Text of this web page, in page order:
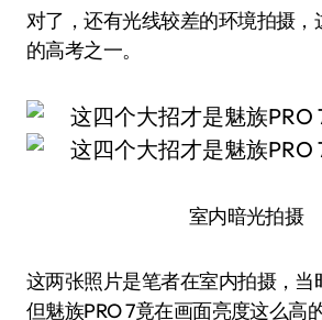
对了，还有光线较差的环境拍摄，
的高考之一。
室内暗光拍摄
这两张照片是笔者在室内拍摄，当
但魅族PRO 7竟在画面亮度这么高